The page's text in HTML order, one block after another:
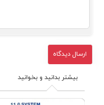
بیشتر بدانید و بخوانید